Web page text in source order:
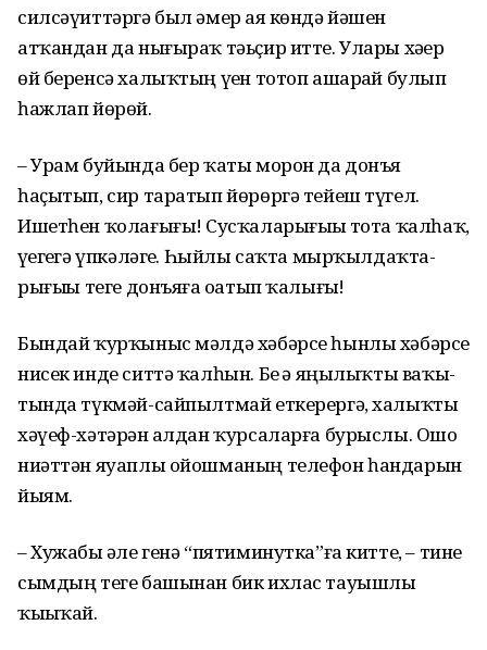
силсәүиттәргә был әмер аяҙ көндә йәшен
атҡандан да нығыраҡ тәьҫир итте. Улары хәҙер
өй беренсә халыҡтың үҙен тотоп ашарҙай булып
һажлап йөрөй.
– Урам буйында бер ҡаты морон да донъя
һаҫытып, сир таратып йөрөргә тейеш түгел.
Ишетһен ҡолағығыҙ! Сусҡаларығыҙҙы тота ҡалһаҡ,
үҙегеҙгә үпкәләгеҙ. Һыйлы саҡта мырҡылдаҡта­
рығыҙҙы теге донъяға оҙатып ҡалығыҙ!
Бындай ҡурҡыныс мәлдә хәбәрсе һынлы хәбәрсе
нисек инде ситтә ҡалһын. Беҙ ҙә яңылыҡты ваҡы­
тында түкмәй-сайпылтмай еткерергә, халыҡты
хәүеф-хәтәрҙән алдан ҡурсаларға бурыслы. Ошо
ниәттән яуаплы ойошманың телефон һандарын
йыям.
– Хужабыҙ әле генә “пятиминутка”ға китте, – тине
сымдың теге башынан бик ихлас тауышлы
ҡыҙыҡай.